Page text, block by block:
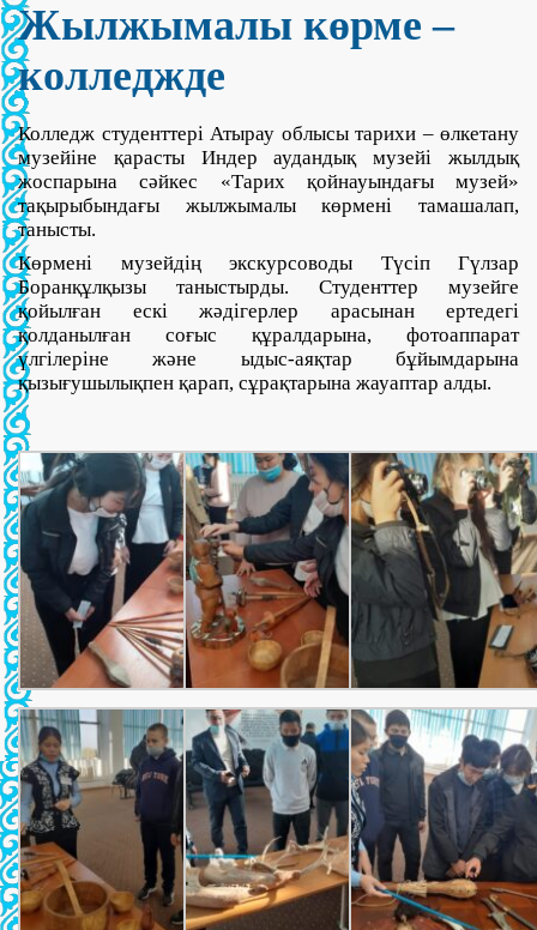
Жылжымалы көрме –
колледжде
Колледж студенттері Атырау облысы тарихи – өлкетану
музейіне қарасты Индер аудандық музейі жылдық
жоспарына сәйкес «Тарих қойнауындағы музей»
тақырыбындағы жылжымалы көрмені тамашалап,
танысты.
Көрмені музейдің экскурсоводы Түсіп Гүлзар
Боранқұлқызы таныстырды. Студенттер музейге
қойылған ескі жәдігерлер арасынан ертедегі
қолданылған соғыс құралдарына, фотоаппарат
үлгілеріне және ыдыс-аяқтар бұйымдарына
қызығушылықпен қарап, сұрақтарына жауаптар алды.